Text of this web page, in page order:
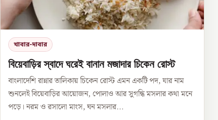
খাবার-দাবার
বিয়েবাড়ির স্বাদে ঘরেই বানান মজাদার চিকেন রোস্ট
বাংলাদেশি রান্নার তালিকায় চিকেন রোস্ট এমন একটি পদ, যার নাম
শুনলেই বিয়েবাড়ির আয়োজন, পোলাও আর সুগন্ধি মসলার কথা মনে
পড়ে। নরম ও রসালো মাংস, ঘন মসলার...